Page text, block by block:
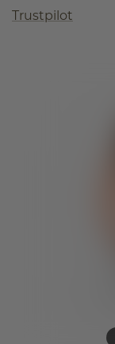
Trustpilot